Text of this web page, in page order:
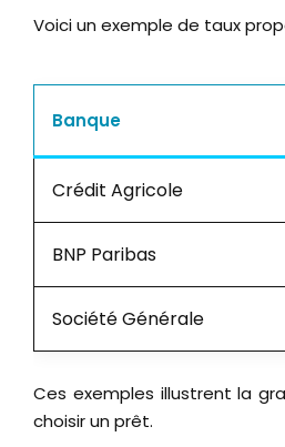
Voici un exemple de taux
Banque
Crédit Agricole
BNP Paribas
Société Générale
Ces exemples illustrent la
choisir un prêt.